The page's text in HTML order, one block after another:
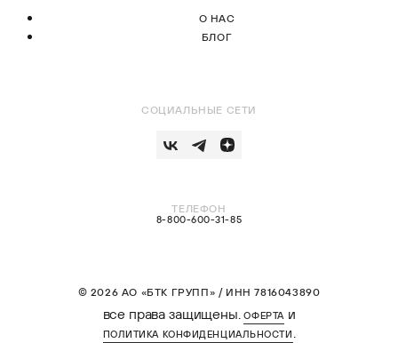
СОЦИАЛЬНЫЕ СЕТИ
ТЕЛЕФОН
8-800-600-31-85
О НАС
БЛОГ
© 2026 АО «БТК ГРУПП» / ИНН 7816043890
все права защищены.ОФЕРТАи
ПОЛИТИКА КОНФИДЕНЦИАЛЬНОСТИ .